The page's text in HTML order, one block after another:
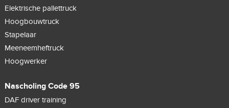
Elektrische pallettruck
Hoogbouwtruck
Stapelaar
Meeneemheftruck
Hoogwerker
Nascholing Code 95
DAF driver training